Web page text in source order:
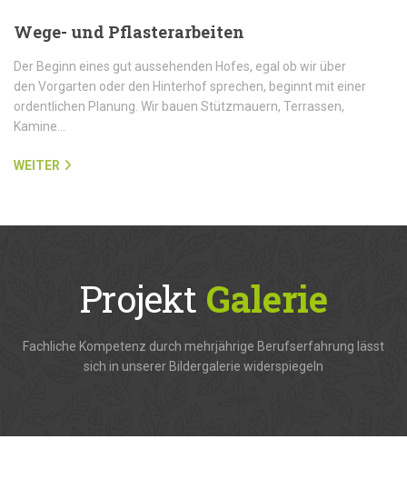
Wege- und Pflasterarbeiten
Der Beginn eines gut aussehenden Hofes, egal ob wir über
den Vorgarten oder den Hinterhof sprechen, beginnt mit einer
ordentlichen Planung. Wir bauen Stützmauern, Terrassen,
Kamine…
WEITER
Projekt Galerie
Fachliche Kompetenz durch mehrjährige Berufserfahrung lässt
sich in unserer Bildergalerie widerspiegeln